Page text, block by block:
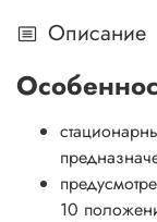
Описание
10